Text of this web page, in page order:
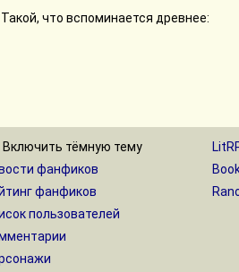
что вспоминается древнее:
Включить тёмную тему
фанфиков
фанфиков
пользователей